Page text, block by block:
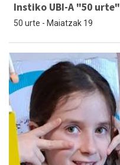
Instiko UBI-A "50 urte"
50 urte - Maiatzak 19